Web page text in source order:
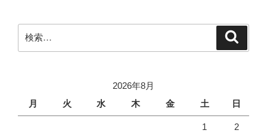
索:
2026年8月
月
火 水 木 金 土 日
1 2